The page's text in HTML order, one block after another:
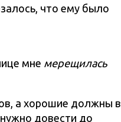
что ему было
мне мерещилась
а хорошие должны в
довести до